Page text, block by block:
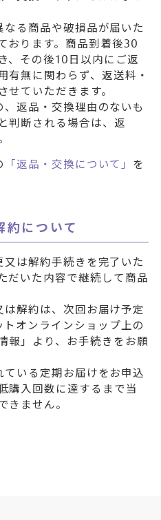
る商品や破損品が届いた
おります。商品到着後30
、その後10日以内にご返
有無に関わらず、返送料・
ていただきます。
返品・交換理由のないも
判断される場合は、返
「返品・交換について」 を
約について
は解約手続きを完了いた
だいた内容で継続して商品
は解約は、次回お届け予定
オンラインショップ上の
報」より、お手続きをお願
いる定期お届けをお申込
購入回数に達するまで当
ません。